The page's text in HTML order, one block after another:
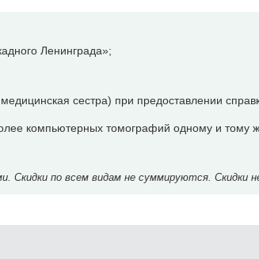
Ленинграда»;
сестра) при предоставлении
компьютерных томографий одному и тому
по всем видам не суммируются. Скидки